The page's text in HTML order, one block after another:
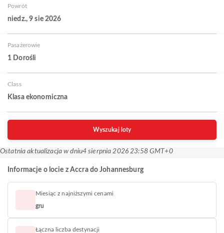
Powrót
niedz., 9 sie 2026
Pasażerowie
1 Dorośli
Class
Klasa ekonomiczna
Wyszukaj loty
Ostatnia aktualizacja w dniu4 sierpnia 2026 23:58 GMT+0
Informacje o locie z Accra do Johannesburg
Miesiąc z najniższymi cenami
gru
Łączna liczba destynacji